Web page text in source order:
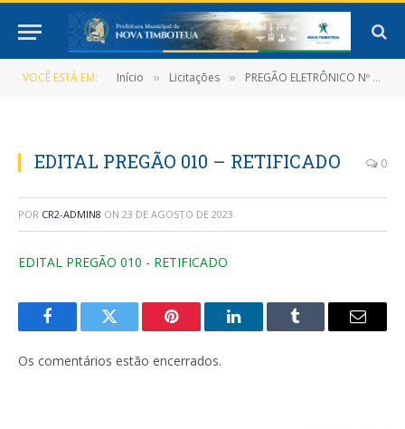
VOCÊ ESTÁ EM: Início » Licitações » PREGÃO ELETRÔNICO Nº 010/2023 (Registro de preços que objetiva a Contratação de Pessoa Jurídica para a aquisição de Material de Construção, Elétrico e Hidráulico para atender as necessidades da Prefeitura Municipal, Secretarias e Fundos)
EDITAL PREGÃO 010 – RETIFICADO 0
POR CR2-ADMIN8 ON 23 DE AGOSTO DE 2023
EDITAL PREGÃO 010 - RETIFICADO
FacebookTwitter Pinterest LinkedInTumblr
E-
Os comentários estão encerrados.